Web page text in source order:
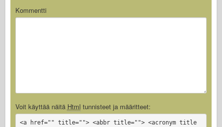
Kommentti
Voit käyttää näitä Html tunnisteet ja määritteet:
<a href="" title=""> <abbr title=""> <acronym title